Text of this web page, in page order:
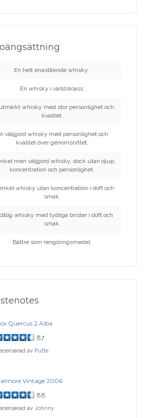
En helt enastående whisky.
En whisky i världsklass.
whisky med stor personlighet och
kvalitet.
välgjord whisky med personlighet och
kvalitet över genomsnittet.
men välgjord whisky, dock utan djup,
koncentration och personlighet.
whisky utan koncentration i doft och
smak.
whisky med tydliga brister i doft och
smak.
Bättre som rengöringsmedel.
Quercus 2 Alba
87
av Putte
Vintage 2006
88
av Johnny